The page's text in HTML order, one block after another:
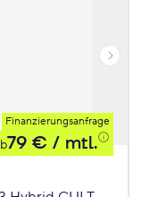
Finanzierungsanfrage
79 € / mtl.